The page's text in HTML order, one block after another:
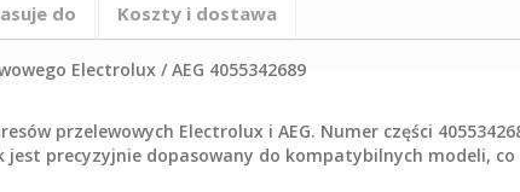
do Koszty i dostawa
Electrolux / AEG 4055342689
przelewowych Electrolux i AEG. Numer części
jest precyzyjnie dopasowany do kompatybilnych modeli,